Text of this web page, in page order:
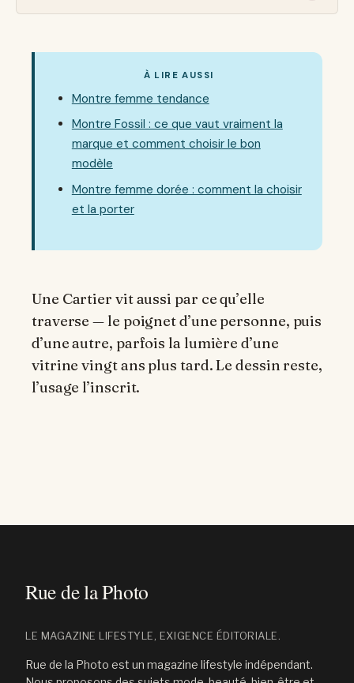
À LIRE AUSSI
Montre femme tendance
Montre Fossil : ce que vaut vraiment la
marque et comment choisir le bon
modèle
Montre femme dorée : comment la choisir
et la porter
Une Cartier vit aussi par ce qu’elle
traverse — le poignet d’une personne, puis
d’une autre, parfois la lumière d’une
vitrine vingt ans plus tard. Le dessin reste,
l’usage l’inscrit.
LE MAGAZINE LIFESTYLE, EXIGENCE ÉDITORIALE.
Rue de la Photo est un magazine lifestyle indépendant.